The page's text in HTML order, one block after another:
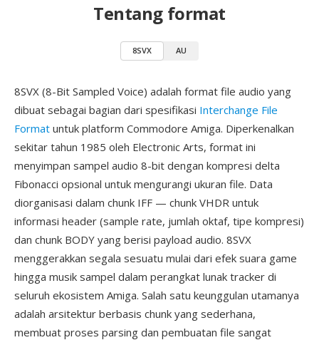
Tentang format
8SVX AU
8SVX (8-Bit Sampled Voice) adalah format file audio yang
dibuat sebagai bagian dari spesifikasi Interchange File
Format untuk platform Commodore Amiga. Diperkenalkan
sekitar tahun 1985 oleh Electronic Arts, format ini
menyimpan sampel audio 8-bit dengan kompresi delta
Fibonacci opsional untuk mengurangi ukuran file. Data
diorganisasi dalam chunk IFF — chunk VHDR untuk
informasi header (sample rate, jumlah oktaf, tipe kompresi)
dan chunk BODY yang berisi payload audio. 8SVX
menggerakkan segala sesuatu mulai dari efek suara game
hingga musik sampel dalam perangkat lunak tracker di
seluruh ekosistem Amiga. Salah satu keunggulan utamanya
adalah arsitektur berbasis chunk yang sederhana,
membuat proses parsing dan pembuatan file sangat